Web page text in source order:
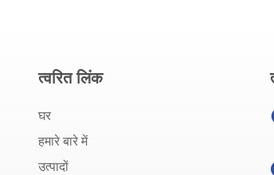
त्वरित लिंक
घर
हमारे बारे में
उत्पादों